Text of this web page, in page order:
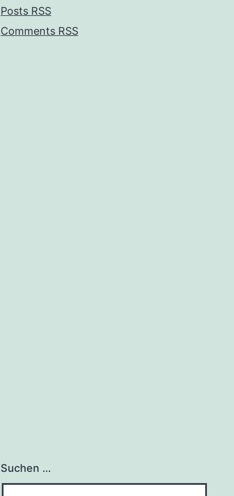
Posts RSS
Comments RSS
Suchen …